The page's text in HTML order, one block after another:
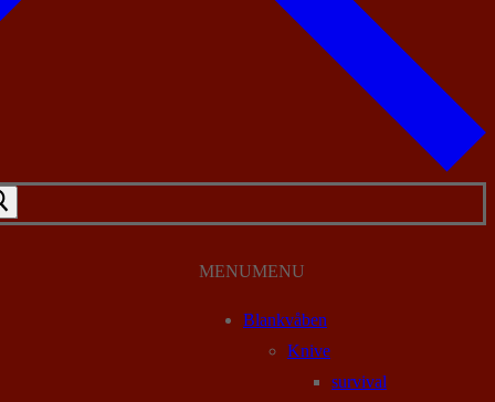
MENUMENU
Blankvåben
Knive
survival